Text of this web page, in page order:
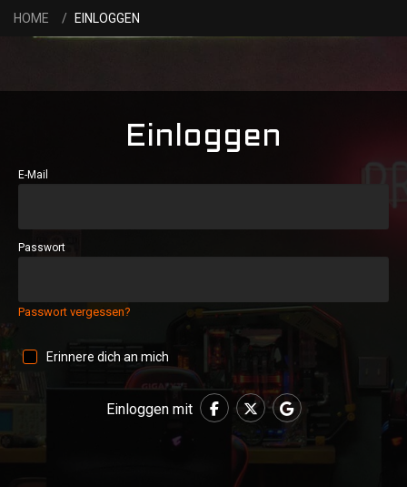
HOME EINLOGGEN
Einloggen
E-Mail
Passwort
Passwort vergessen?
Erinnere dich an mich
Einloggen mit